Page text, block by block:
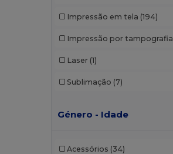
Impressão em tela (194)
Impressão por tampografia
Laser (1)
Sublimação (7)
Género - Idade
Acessórios (34)